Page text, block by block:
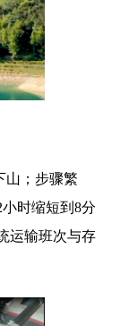
山；步骤繁
时缩短到8分
运输班次与存